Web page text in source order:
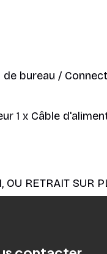
bureau /
1 x Câble
OU RETRAIT SUR